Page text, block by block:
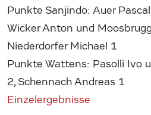
Punkte Sanjindo: Auer
Wicker Anton und
Niederdorfer Michael 1
Punkte Wattens: Pasolli Ivo
2, Schennach Andreas 1
Einzelergebnisse